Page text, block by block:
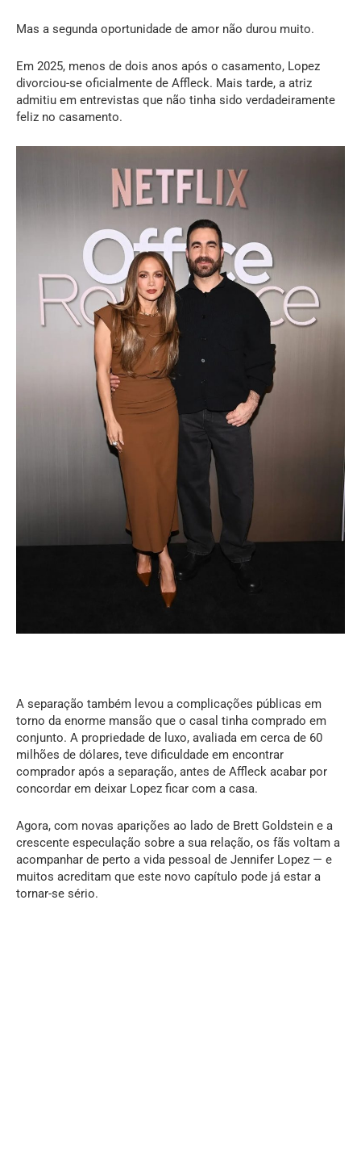
Mas a segunda oportunidade de amor não durou muito.
Em 2025, menos de dois anos após o casamento, Lopez
divorciou-se oficialmente de Affleck. Mais tarde, a atriz
admitiu em entrevistas que não tinha sido verdadeiramente
feliz no casamento.
A separação também levou a complicações públicas em
torno da enorme mansão que o casal tinha comprado em
conjunto. A propriedade de luxo, avaliada em cerca de 60
milhões de dólares, teve dificuldade em encontrar
comprador após a separação, antes de Affleck acabar por
concordar em deixar Lopez ficar com a casa.
Agora, com novas aparições ao lado de Brett Goldstein e a
crescente especulação sobre a sua relação, os fãs voltam a
acompanhar de perto a vida pessoal de Jennifer Lopez — e
muitos acreditam que este novo capítulo pode já estar a
tornar-se sério.